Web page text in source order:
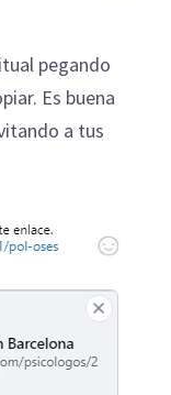
pegando
Es buena
a tus